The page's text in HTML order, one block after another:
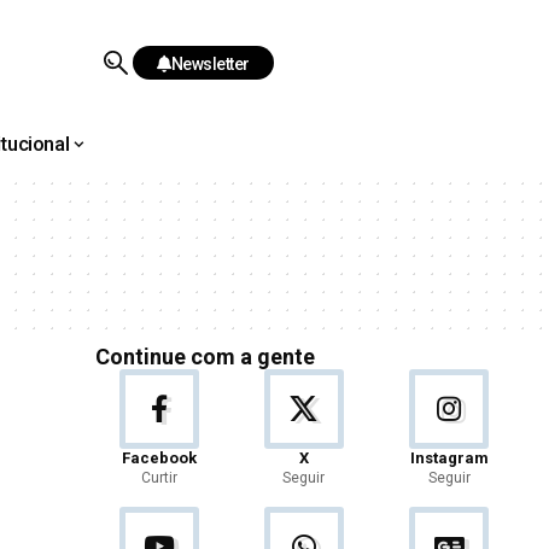
Newsletter
Continue com a gente
Facebook
Curtir
X
Seguir
Instagram
Seguir